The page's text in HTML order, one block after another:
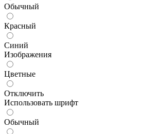
Обычный
Красный
Синий
Изображения
Цветные
Отключить
Использовать шрифт
Обычный